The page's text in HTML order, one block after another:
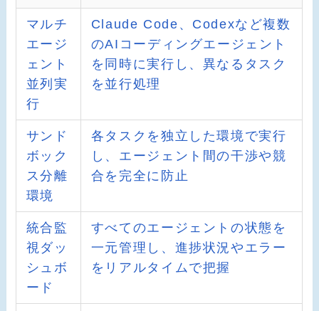
マルチ
エージ
ェント
並列実
行
Claude Code、Codexなど複数
のAIコーディングエージェント
を同時に実行し、異なるタスク
を並行処理
サンド
ボック
ス分離
環境
各タスクを独立した環境で実行
し、エージェント間の干渉や競
合を完全に防止
統合監
視ダッ
シュボ
ード
すべてのエージェントの状態を
一元管理し、進捗状況やエラー
をリアルタイムで把握